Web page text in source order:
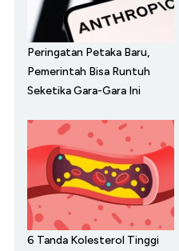
Peringatan Petaka Baru,
Pemerintah Bisa Runtuh
Seketika Gara-Gara Ini
6 Tanda Kolesterol Tinggi